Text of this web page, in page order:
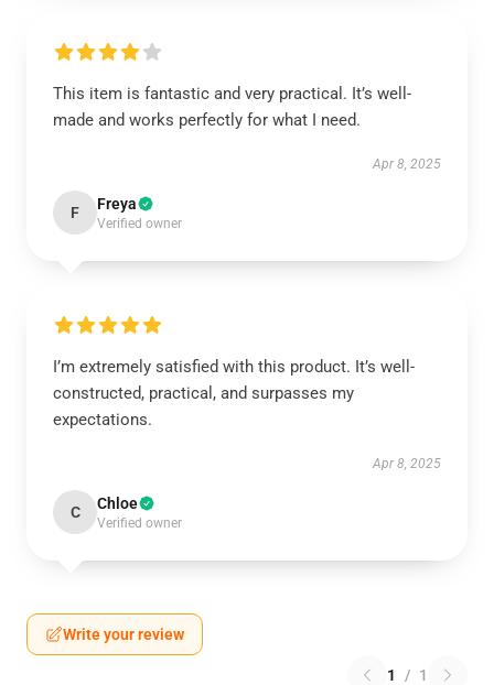
This item is fantastic and very practical. It’s well-
made and works perfectly for what I need.
Apr 8, 2025
F Freya
Verified owner
I’m extremely satisfied with this product. It’s well-
constructed, practical, and surpasses my
expectations.
Apr 8, 2025
C Chloe
Verified owner
Write your review
1 / 1